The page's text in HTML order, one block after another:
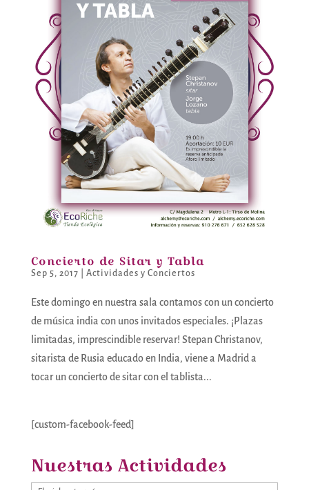
Concierto de Sitar y Tabla
Sep 5, 2017 Actividades y Conciertos
Este domingo en nuestra sala contamos con un concierto
de música india con unos invitados especiales. ¡Plazas
limitadas, imprescindible reservar! Stepan Christanov,
sitarista de Rusia educado en India, viene a Madrid a
tocar un concierto de sitar con el tablista...
[custom-facebook-feed]
Nuestras Actividades